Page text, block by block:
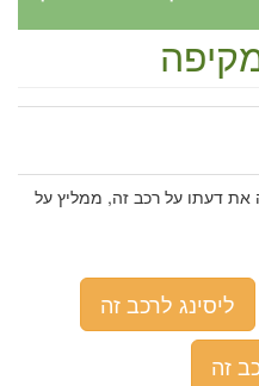
את דעתו על רכב זה, ממליץ על
ליסינג לרכב זה
זה